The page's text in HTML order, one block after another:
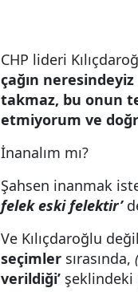
CHP lideri
çağın
takmaz, bu onun
etmiyorum ve
İnanalım mı?
Şahsen inanmak
felek eski felektir’
Ve Kılıçdaroğlu
seçimler sırasında,
verildiği’ şeklindeki